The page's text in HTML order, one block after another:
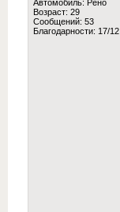
Автомобиль: Рено
Возраст: 29
Сообщений: 53
Благодарности: 17/12